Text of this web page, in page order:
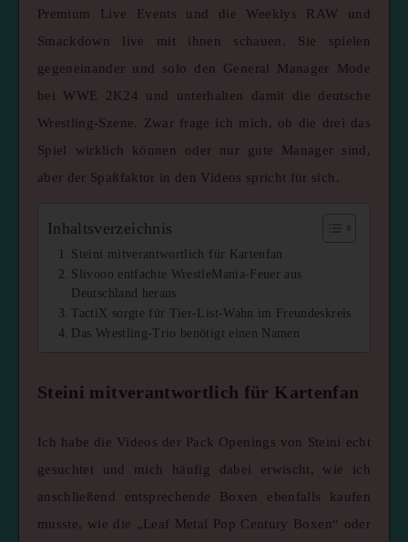
Premium Live Events und die Weeklys RAW und
Smackdown live mit ihnen schauen. Sie spielen
gegeneinander und solo den General Manager Mode
bei WWE 2K24 und unterhalten damit die deutsche
Wrestling-Szene. Zwar frage ich mich, ob die drei das
Spiel wirklich können oder nur gute Manager sind,
aber der Spaßfaktor in den Videos spricht für sich.
Inhaltsverzeichnis
Steini mitverantwortlich für Kartenfan
Slivooo entfachte WrestleMania-Feuer aus
Deutschland heraus
TactiX sorgte für Tier-List-Wahn im Freundeskreis
Das Wrestling-Trio benötigt einen Namen
Steini mitverantwortlich für Kartenfan
Ich habe die Videos der Pack Openings von Steini echt
gesuchtet und mich häufig dabei erwischt, wie ich
anschließend entsprechende Boxen ebenfalls kaufen
musste, wie die „Leaf Metal Pop Century Boxen“ oder